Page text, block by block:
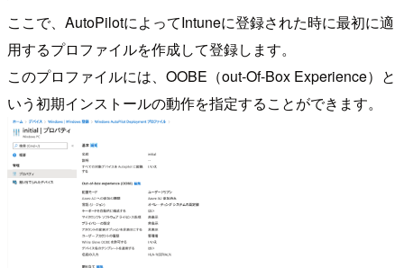
ここで、AutoPilotによってIntuneに登録された時に最初に適
用するプロファイルを作成して登録します。
このプロファイルには、OOBE（out-Of-Box Experience）と
いう初期インストールの動作を指定することができます。